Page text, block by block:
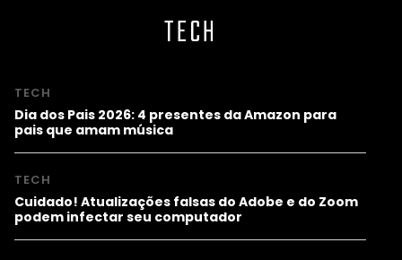
TECH
TECH
Dia dos Pais 2026: 4 presentes da Amazon para
pais que amam música
TECH
Cuidado! Atualizações falsas do Adobe e do Zoom
podem infectar seu computador